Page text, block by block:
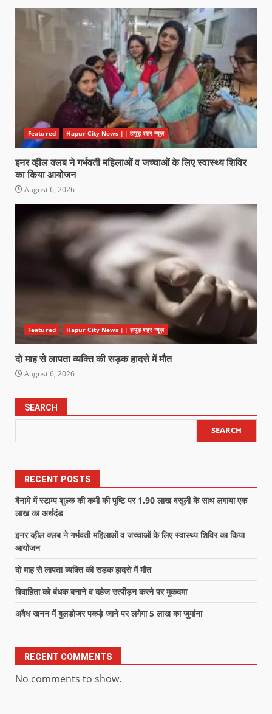
Featured Hapur City News || हापुड़ शहर न्यूज़
इनर व्हील क्लब ने गर्भवती महिलाओं व जच्चाओं के लिए स्वास्थ्य शिविर
का किया आयोजन
August 6, 2026
Featured Hapur City News || हापुड़ शहर न्यूज़
दो माह से लापता व्यक्ति की सड़क हादसे में मौत
August 6, 2026
SEARCH
SEARCH
RECENT POSTS
बैनामे में स्टाम्प शुल्क की कमी की पुष्टि पर 1.90 लाख वसूली के साथ लगाया एक
लाख का अर्थदंड
इनर व्हील क्लब ने गर्भवती महिलाओं व जच्चाओं के लिए स्वास्थ्य शिविर का किया
आयोजन
दो माह से लापता व्यक्ति की सड़क हादसे में मौत
विवाहिता को बंधक बनाने व दहेज उत्पीड़न करने पर मुकदमा
अवैध खनन में बुलडोजर पकड़े जाने पर लगेगा 5 लाख का जुर्माना
RECENT COMMENTS
No comments to show.